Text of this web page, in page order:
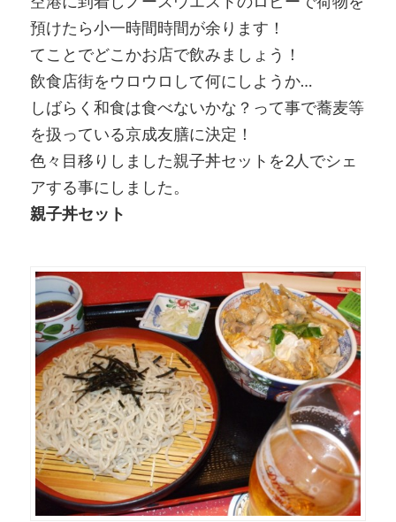
預けたら小一時間時間が余ります！
てことでどこかお店で飲みましょう！
飲食店街をウロウロして何にしようか…
しばらく和食は食べないかな？って事で蕎麦等
を扱っている京成友膳に決定！
色々目移りしました親子丼セットを2人でシェ
アする事にしました。
親子丼セット